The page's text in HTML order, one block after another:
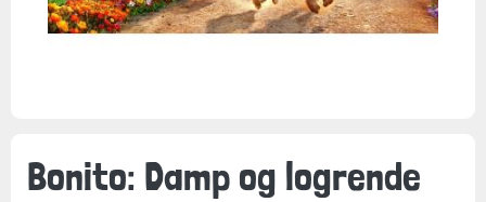
Bonito: Damp og logrende